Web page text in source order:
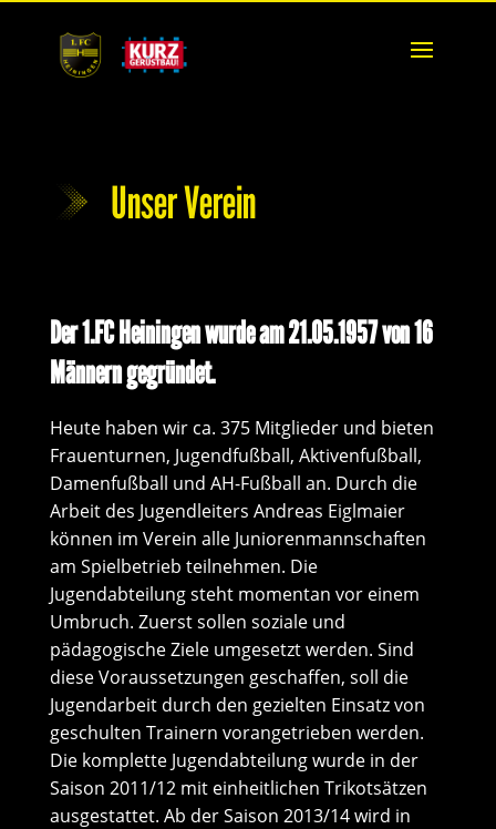
Unser Verein
Der1.FC Heiningenwurde am 21.05.1957 von 16
Männern gegründet.
Heute haben wir ca. 375 Mitglieder und bieten
Frauenturnen, Jugendfußball, Aktivenfußball,
Damenfußball und AH-Fußball an. Durch die
Arbeit des Jugendleiters Andreas Eiglmaier
können im Verein alle Juniorenmannschaften
am Spielbetrieb teilnehmen. Die
Jugendabteilung steht momentan vor einem
Umbruch. Zuerst sollen soziale und
pädagogische Ziele umgesetzt werden. Sind
diese Voraussetzungen geschaffen, soll die
Jugendarbeit durch den gezielten Einsatz von
geschulten Trainern vorangetrieben werden.
Die komplette Jugendabteilung wurde in der
Saison 2011/12 mit einheitlichen Trikotsätzen
ausgestattet. Ab der Saison 2013/14 wird in